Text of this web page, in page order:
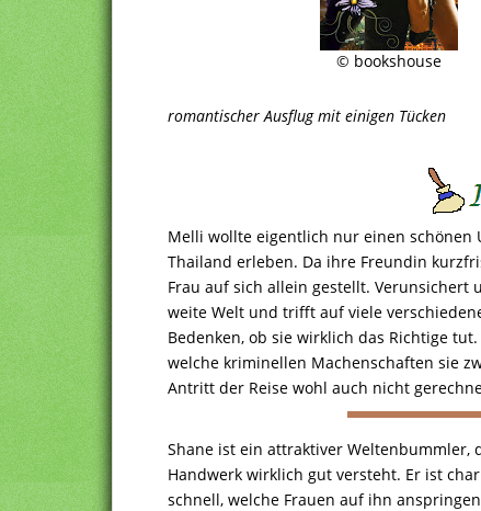
© bookshouse
romantischer Ausflug mit einigen Tücken
Melli wollte eigentlich nur einen schönen
Thailand erleben. Da ihre Freundin
Frau auf sich allein gestellt. Verunsichert
weite Welt und trifft auf viele
Bedenken, ob sie wirklich das Richtige
welche kriminellen Machenschaften sie
Antritt der Reise wohl auch nicht
Shane ist ein attraktiver Weltenbummler,
Handwerk wirklich gut versteht. Er ist
schnell, welche Frauen auf ihn